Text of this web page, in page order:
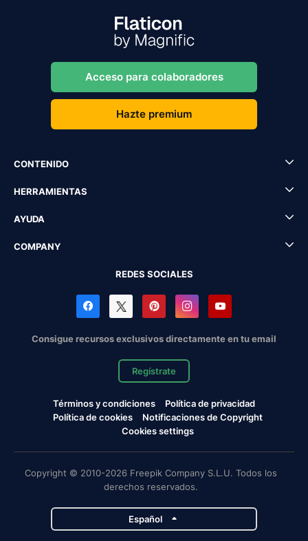
Acceso para colaboradores
Hazte premium
CONTENIDO
HERRAMIENTAS
AYUDA
COMPANY
REDES SOCIALES
Consigue recursos exclusivos directamente en tu email
Regístrate
Términos y condiciones
Política de privacidad
Política de cookies
Notificaciones de Copyright
Cookies settings
Copyright © 2010-2026 Freepik Company S.L.U. Todos los
derechos reservados.
Español